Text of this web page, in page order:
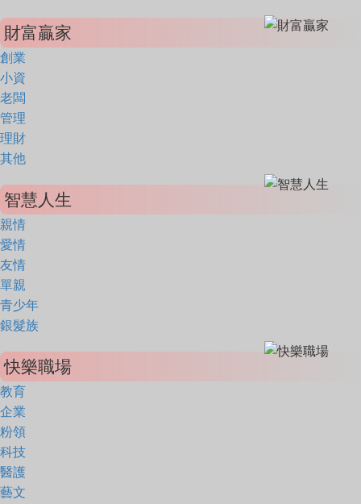
財富贏家
創業
小資
老闆
管理
理財
其他
智慧人生
親情
愛情
友情
單親
青少年
銀髮族
快樂職場
教育
企業
粉領
科技
醫護
藝文